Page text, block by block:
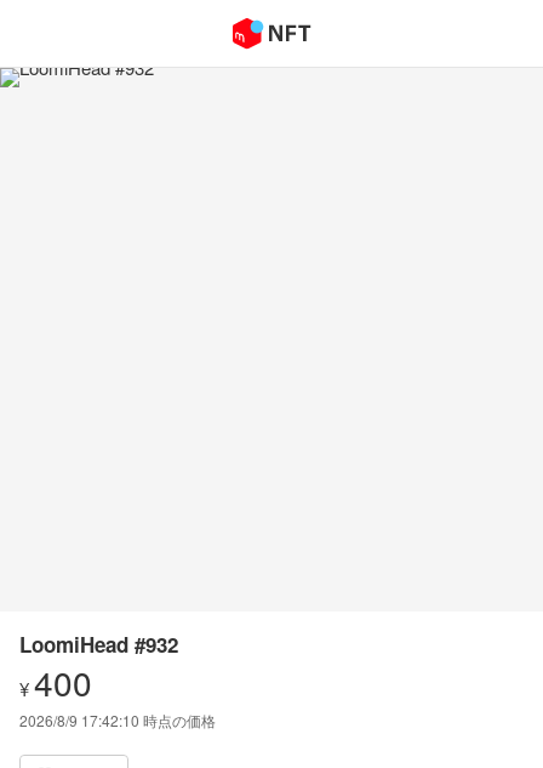
LoomiHead #932
¥400
2026/8/9 17:42:10 時点の価格